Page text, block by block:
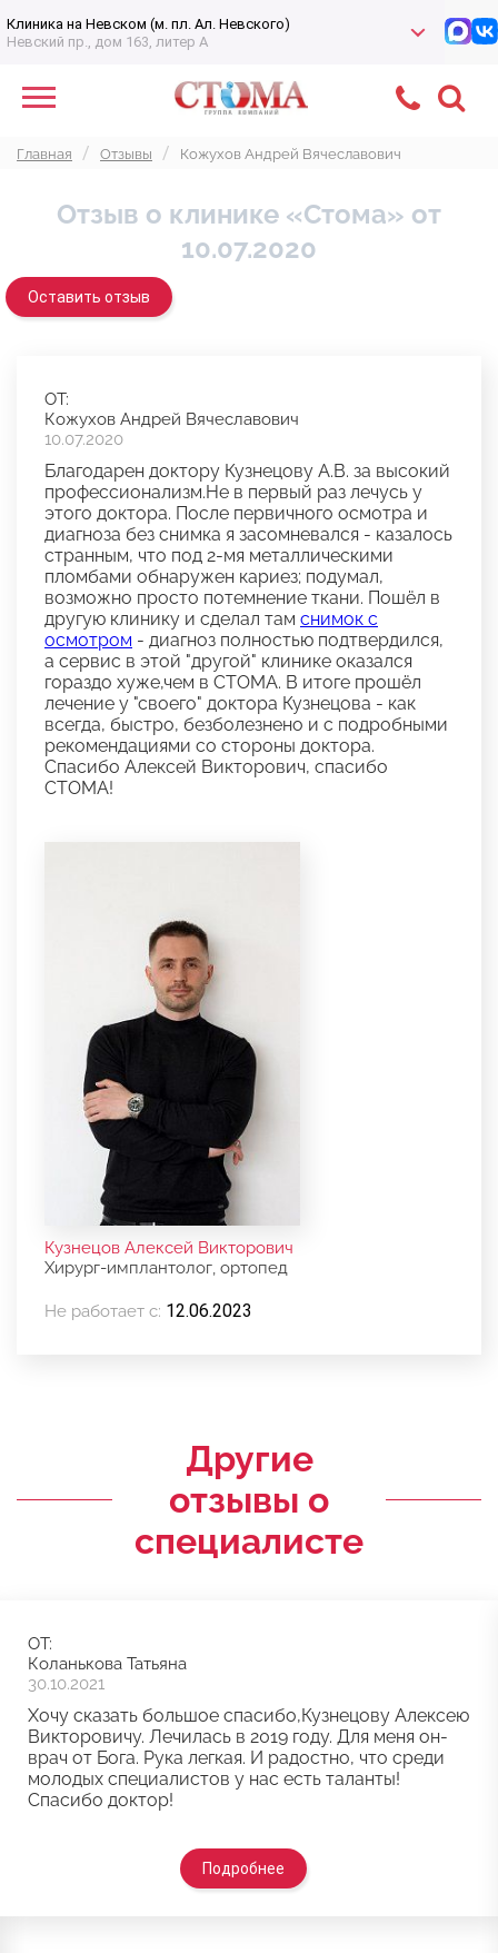
Клиника на Невском (м. пл. Ал. Невского)
Невский пр., дом 163, литер А
Главная Отзывы Кожухов Андрей Вячеславович
Отзыв о клинике «Стома» от
10.07.2020
Оставить отзыв
Кузнецов Алексей Викторович
Хирург-имплантолог, ортопед
Не работает с: 12.06.2023
ОТ:
Кожухов Андрей Вячеславович
10.07.2020
Благодарен доктору Кузнецову А.В. за высокий
профессионализм.Не в первый раз лечусь у
этого доктора. После первичного осмотра и
диагноза без снимка я засомневался - казалось
странным, что под 2-мя металлическими
пломбами обнаружен кариез; подумал,
возможно просто потемнение ткани. Пошёл в
другую клинику и сделал там снимок с
осмотром - диагноз полностью подтвердился,
а сервис в этой "другой" клинике оказался
гораздо хуже,чем в СТОМА. В итоге прошёл
лечение у "своего" доктора Кузнецова - как
всегда, быстро, безболезнено и с подробными
рекомендациями со стороны доктора.
Спасибо Алексей Викторович, спасибо
СТОМА!
Другие
отзывы о
специалисте
ОТ:
Коланькова Татьяна
30.10.2021
Хочу сказать большое спасибо,Кузнецову Алексею
Викторовичу. Лечилась в 2019 году. Для меня он-
врач от Бога. Рука легкая. И радостно, что среди
молодых специалистов у нас есть таланты!
Спасибо доктор!
Подробнее